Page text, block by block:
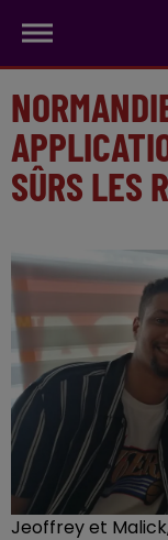
SÛRS LES
Jeoffrey et